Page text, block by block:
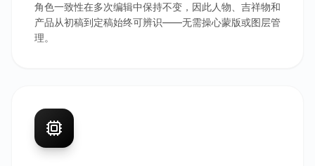
角色一致性在多次编辑中保持不变，因此人物、吉祥物和
产品从初稿到定稿始终可辨识——无需操心蒙版或图层管
理。